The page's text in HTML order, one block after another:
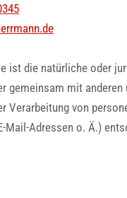
ist die natürliche oder
gemeinsam mit anderen
Verarbeitung von
Mail-Adressen o. Ä.)